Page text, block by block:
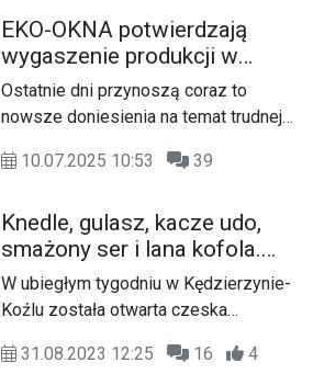
EKO-OKNA potwierdzają
wygaszenie produkcji w
Kędzierzynie-Koźlu! Firma
wydała oficjalny komunikat
Ostatnie dni przynoszą coraz to
nowsze doniesienia na temat trudnej
zatrudniająca ponad 15 tysięcy osób
terenie zakładu znajdującego się w
Kędzierzynie-Koźlu. Reorganizacja
obejmuje również wstrzymanie części
zaplanowanych inwestycji oraz
innych aspektów dotyczących
10.07.2025 10:53 39
Knedle, gulasz, kacze udo,
smażony ser i lana kofola.
Ceska hospoda u Czechofila
już otwarta!
W ubiegłym tygodniu w Kędzierzynie-
Koźlu została otwarta czeska
z naszego miasta Jacek Szaraniec,
31.08.2023 12:25 16 4